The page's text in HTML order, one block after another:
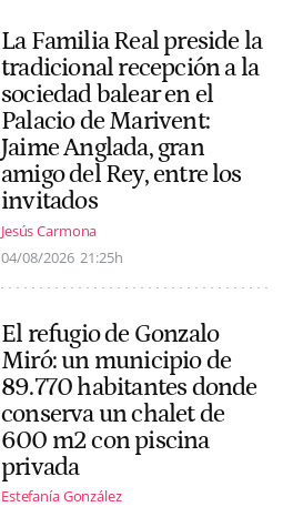
La Familia Real preside la
tradicional recepción a la
sociedad balear en el
Palacio de Marivent:
Jaime Anglada, gran
amigo del Rey, entre los
invitados
Jesús Carmona
04/08/2026 21:25h
El refugio de Gonzalo
Miró: un municipio de
89.770 habitantes donde
conserva un chalet de
600 m2 con piscina
privada
Estefanía González